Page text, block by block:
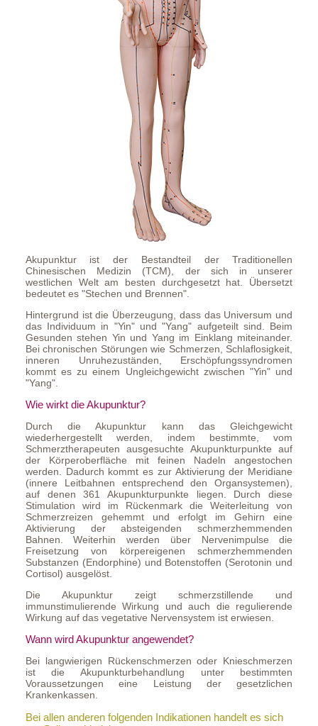
Akupunktur ist der Bestandteil der Traditionellen
Chinesischen Medizin (TCM), der sich in unserer
westlichen Welt am besten durchgesetzt hat. Übersetzt
bedeutet es "Stechen und Brennen".
Hintergrund ist die Überzeugung, dass das Universum und
das Individuum in "Yin" und "Yang" aufgeteilt sind. Beim
Gesunden stehen Yin und Yang im Einklang miteinander.
Bei chronischen Störungen wie Schmerzen, Schlaflosigkeit,
inneren Unruhezuständen, Erschöpfungssyndromen
kommt es zu einem Ungleichgewicht zwischen "Yin" und
"Yang".
Wie wirkt die Akupunktur?
Durch die Akupunktur kann das Gleichgewicht
wiederhergestellt werden, indem bestimmte, vom
Schmerztherapeuten ausgesuchte Akupunkturpunkte auf
der Körperoberfläche mit feinen Nadeln angestochen
werden. Dadurch kommt es zur Aktivierung der Meridiane
(innere Leitbahnen entsprechend den Organsystemen),
auf denen 361 Akupunkturpunkte liegen. Durch diese
Stimulation wird im Rückenmark die Weiterleitung von
Schmerzreizen gehemmt und erfolgt im Gehirn eine
Aktivierung der absteigenden schmerzhemmenden
Bahnen. Weiterhin werden über Nervenimpulse die
Freisetzung von körpereigenen schmerzhemmenden
Substanzen (Endorphine) und Botenstoffen (Serotonin und
Cortisol) ausgelöst.
Die Akupunktur zeigt schmerzstillende und
immunstimulierende Wirkung und auch die regulierende
Wirkung auf das vegetative Nervensystem ist erwiesen.
Wann wird Akupunktur angewendet?
Bei langwierigen Rückenschmerzen oder Knieschmerzen
ist die Akupunkturbehandlung unter bestimmten
Voraussetzungen eine Leistung der gesetzlichen
Krankenkassen.
Bei allen anderen folgenden Indikationen handelt es sich